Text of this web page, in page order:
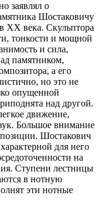
заявлял о
Шостаковичу
XX века. Скульптора
тонкости и мощной
и сила,
памятником,
а его
но это не
опущенной
над другой.
движение,
Большое внимание
Шостакович
для него
на
Ступени лестницы
в нотную
эти нотные